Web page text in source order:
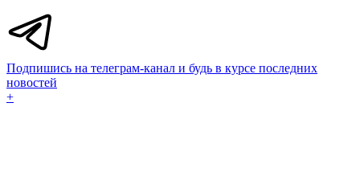
Подпишись на телеграм-канал и будь в курсе последних
новостей
+